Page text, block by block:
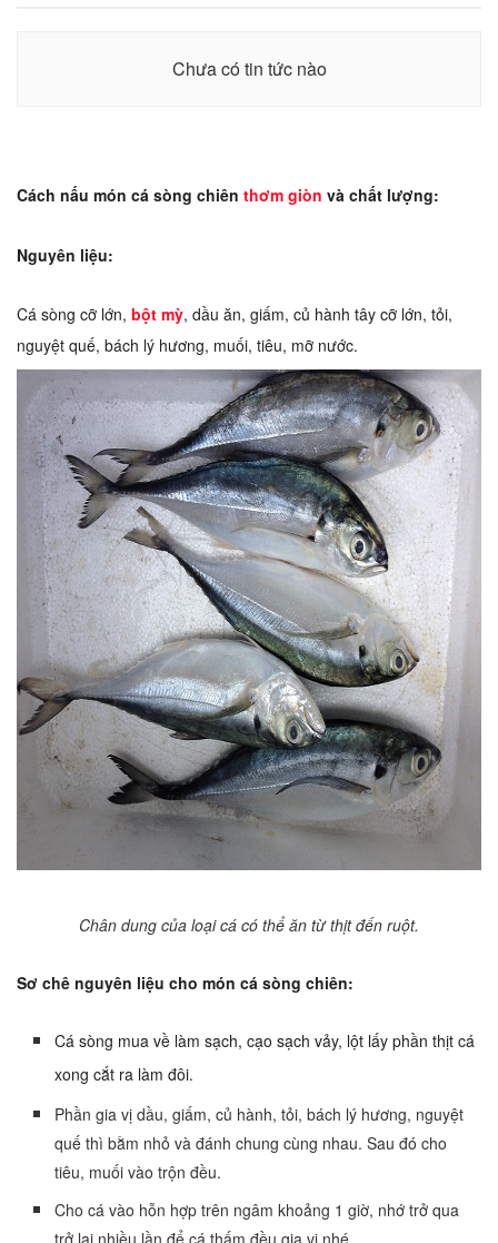
Chưa có tin tức nào
Cách nấu món cá sòng chiên thơm giòn và chất lượng:
Nguyên liệu:
Cá sòng cỡ lớn, bột mỳ, dầu ăn, giấm, củ hành tây cỡ lớn, tỏi,
nguyệt quế, bách lý hương, muối, tiêu, mỡ nước.
Chân dung của loại cá có thể ăn từ thịt đến ruột.
Sơ chê nguyên liệu cho món cá sòng chiên:
Cá sòng mua về làm sạch, cạo sạch vảy, lột lấy phần thịt cá
xong cắt ra làm đôi.
Phần gia vị dầu, giấm, củ hành, tỏi, bách lý hương, nguyệt
quế thì bằm nhỏ và đánh chung cùng nhau. Sau đó cho
tiêu, muối vào trộn đều.
Cho cá vào hỗn hợp trên ngâm khoảng 1 giờ, nhớ trở qua
trở lại nhiều lần để cá thấm đều gia vị nhé.